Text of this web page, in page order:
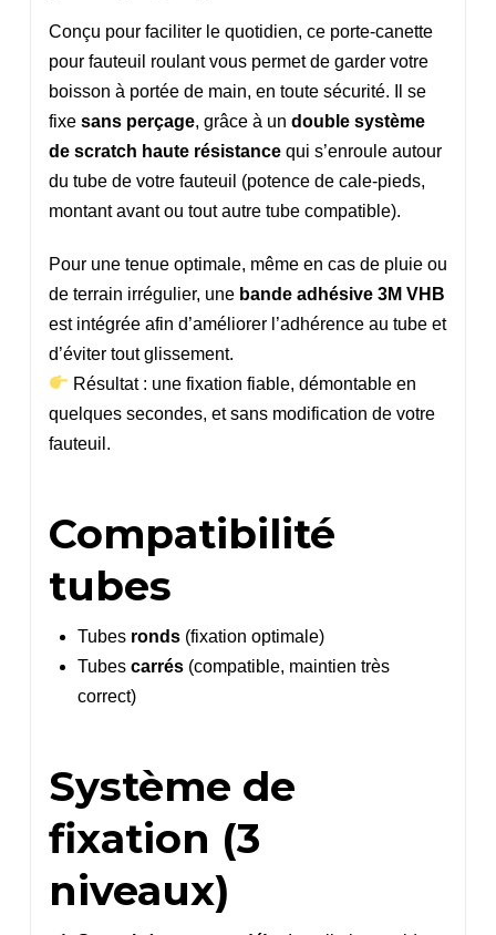
Conçu pour faciliter le quotidien, ce porte-canette
pour fauteuil roulant vous permet de garder votre
boisson à portée de main, en toute sécurité. Il se
fixe sans perçage, grâce à un double système
de scratch haute résistancequi s’enroule autour
du tube de votre fauteuil (potence de cale-pieds,
montant avant ou tout autre tube compatible).
Pour une tenue optimale, même en cas de pluie ou
de terrain irrégulier, une bande adhésive 3M VHB
est intégrée afin d’améliorer l’adhérence au tube et
d’éviter tout glissement.
Résultat : une fixation fiable, démontable en
quelques secondes, et sans modification de votre
fauteuil.
Compatibilité
tubes
Tubes ronds (fixation optimale)
Tubescarrés (compatible, maintien très
correct)
Système de
fixation (3
niveaux)